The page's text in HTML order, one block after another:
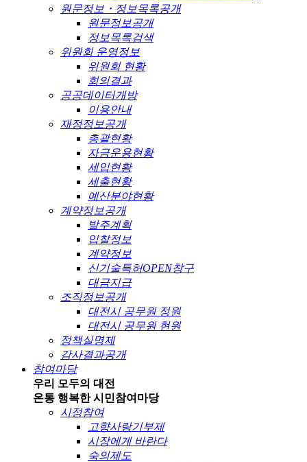
원문정보・정보목록공개
원문정보공개
정보목록검색
위원회 운영정보
위원회 현황
회의결과
공공데이터개방
이용안내
재정정보공개
총괄현황
자금운용현황
세입현황
세출현황
예산분야현황
계약정보공개
발주계획
입찰정보
계약정보
신기술특허OPEN창구
대금지급
조직정보공개
대전시 공무원 정원
대전시 공무원 현원
정책실명제
감사결과공개
참여마당
우리 모두의 대전
온통 행복한 시민참여마당
시정참여
고향사랑기부제
시장에게 바란다
숙의제도